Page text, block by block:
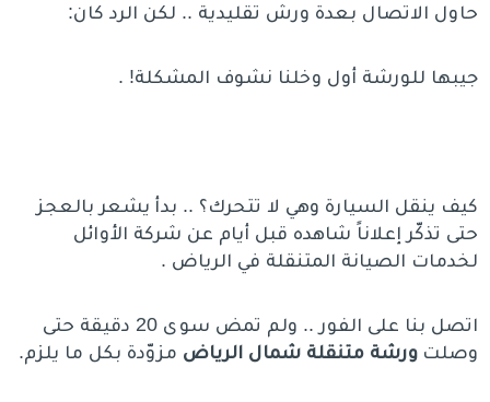
حاول الاتصال بعدة ورش تقليدية .. لكن الرد كان:
جيبها للورشة أول وخلنا نشوف المشكلة! .
كيف ينقل السيارة وهي لا تتحرك؟ .. بدأ يشعر بالعجز
حتى تذكّر إعلاناً شاهده قبل أيام عن شركة الأوائل
لخدمات الصيانة المتنقلة في الرياض .
اتصل بنا على الفور .. ولم تمض سوى 20 دقيقة حتى
وصلتورشة متنقلة شمال الرياض مزوّدة بكل ما يلزم.